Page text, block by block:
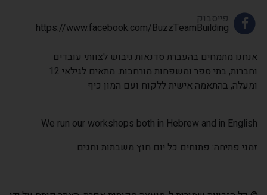
פייסבוק
https://www.facebook.com/BuzzTeamBuilding
אנחנו מתמחים בהעברת סדנאות גיבוש לצוותי עובדים
וחברות, בתי ספר ומשפחות מורחבות. מתאים לגילאי 12
ומעלה, בהתאמה אישית ללקוח ועם המון כיף
We run our workshops both in Hebrew and in English
זמני פתיחה: פתוחים כל יום חוץ משבתות וחגים